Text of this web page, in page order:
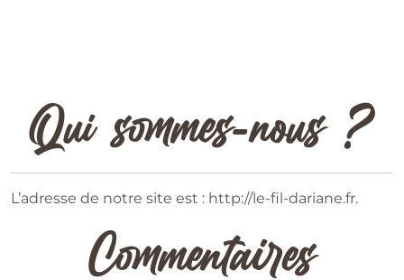
Qui sommes-nous ?
L’adresse de notre site est : http://le-fil-dariane.fr.
Commentaires